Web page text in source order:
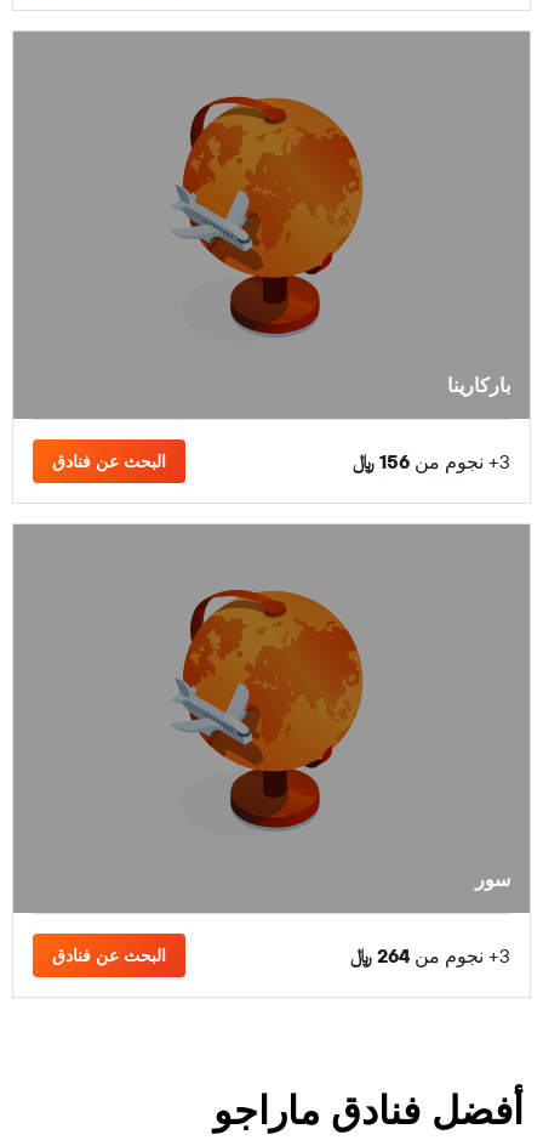
باركارينا
3+ نجوم من 156 ﷼ البحث عن فنادق
سور
3+ نجوم من 264 ﷼ البحث عن فنادق
أفضل فنادق ماراجو